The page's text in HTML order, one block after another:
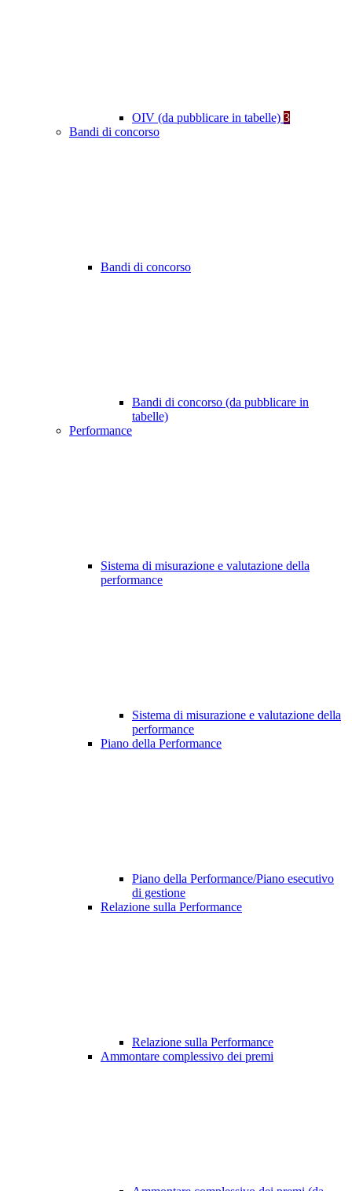
OIV (da pubblicare in tabelle) 3
Bandi di concorso
Bandi di concorso
Bandi di concorso (da pubblicare in
tabelle)
Performance
Sistema di misurazione e valutazione della
performance
Sistema di misurazione e valutazione della
performance
Piano della Performance
Piano della Performance/Piano esecutivo
di gestione
Relazione sulla Performance
Relazione sulla Performance
Ammontare complessivo dei premi